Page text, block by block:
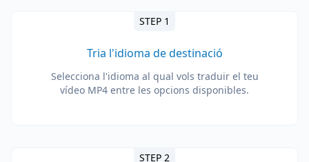
STEP 1
Tria l'idioma de destinació
Selecciona l'idioma al qual vols traduir el teu
vídeo MP4 entre les opcions disponibles.
STEP 2